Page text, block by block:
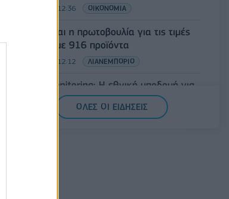
08/08/2026 - 12:36 ΟΙΚΟΝΟΜΙΑ
Διευρύνεται η πρωτοβουλία για τις τιμές
στο ράφι με 916 προϊόντα
08/08/2026 - 12:12 ΛΙΑΝΕΜΠΟΡΙΟ
Health Monitoring: Η εθνική υποδομή για
την αξιοποίηση των δεδομένων υγείας
προς όφελος των πολιτών
ΟΛΕΣ ΟΙ ΕΙΔΗΣΕΙΣ